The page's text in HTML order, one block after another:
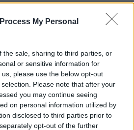
My Personal
the sale, sharing to third parties, or
or sensitive information for
please use the below opt-out
Please note that after your
you may continue seeing
on personal information utilized by
disclosed to third parties prior to
opt-out of the further
kellene
településeinket –
2 perc